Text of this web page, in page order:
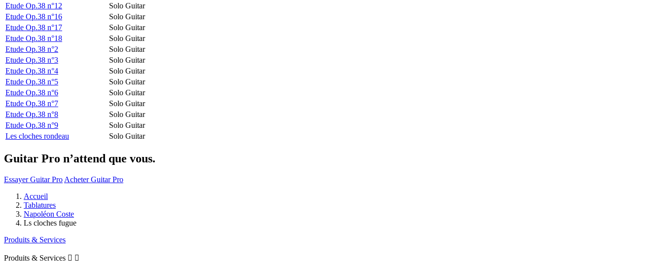
Etude Op.38 n°12
Solo Guitar
Etude Op.38 n°16
Solo Guitar
Etude Op.38 n°17
Solo Guitar
Etude Op.38 n°18
Solo Guitar
Etude Op.38 n°2
Solo Guitar
Etude Op.38 n°3
Solo Guitar
Etude Op.38 n°4
Solo Guitar
Etude Op.38 n°5
Solo Guitar
Etude Op.38 n°6
Solo Guitar
Etude Op.38 n°7
Solo Guitar
Etude Op.38 n°8
Solo Guitar
Etude Op.38 n°9
Solo Guitar
Les cloches rondeau
Solo Guitar
Guitar Pro n’attend que vous.
Essayer Guitar Pro Acheter Guitar Pro
Accueil
Tablatures
Napoléon Coste
Ls cloches fugue
Produits & Services
Produits & Services  